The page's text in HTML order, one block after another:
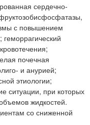
сердечно-
с повышением
геморрагический
почечная
и анурией;
этиологии;
ситуации, при которых
жидкостей.
со сниженной